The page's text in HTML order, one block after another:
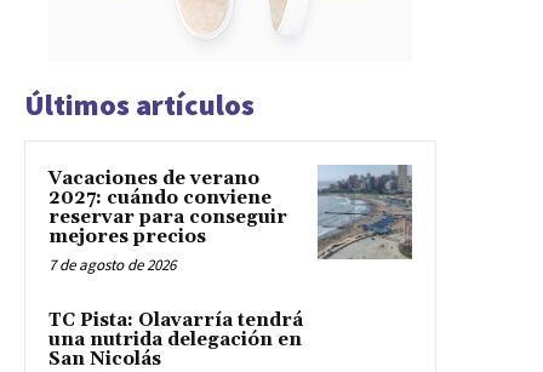
Últimos artículos
Vacaciones de verano
2027: cuándo conviene
reservar para conseguir
mejores precios
7 de agosto de 2026
TC Pista: Olavarría tendrá
una nutrida delegación en
San Nicolás